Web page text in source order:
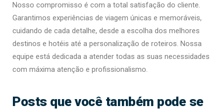
Nosso compromisso é com a total satisfação do cliente.
Garantimos experiências de viagem únicas e memoráveis,
cuidando de cada detalhe, desde a escolha dos melhores
destinos e hotéis até a personalização de roteiros. Nossa
equipe está dedicada a atender todas as suas necessidades
com máxima atenção e profissionalismo.
Posts que você também pode se